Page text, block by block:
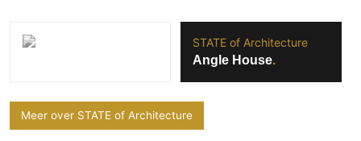
STATE of Architecture
Angle House
Meer over STATE of Architecture